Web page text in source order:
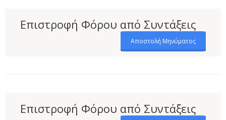
Επιστροφή Φόρου από Συντάξεις
Αποστολή Μηνύματος
Επιστροφή Φόρου από Συντάξεις